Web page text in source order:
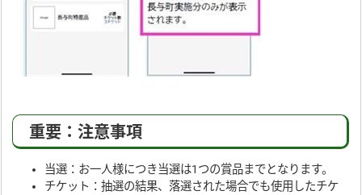
重要：注意事項
当選：お一人様につき当選は1つの賞品までとなります。
チケット：抽選の結果、落選された場合でも使用したチケ